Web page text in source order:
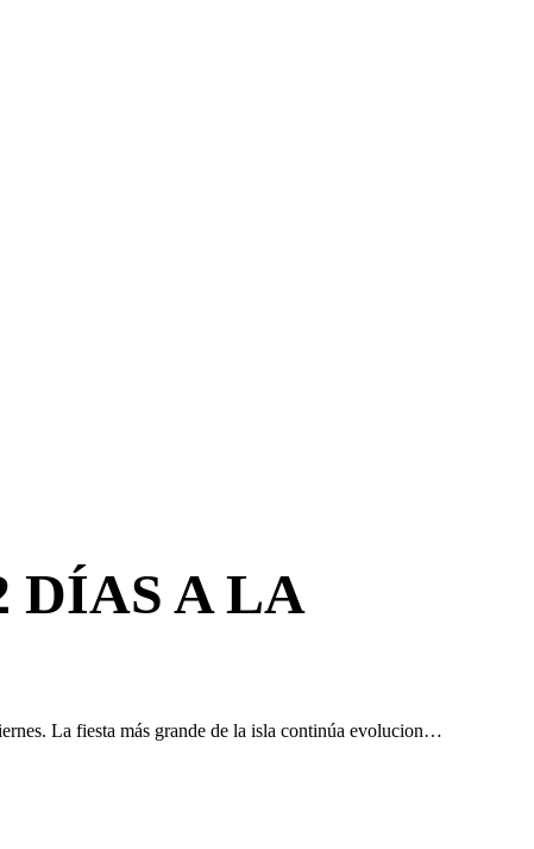
DÍAS A LA
La fiesta más grande de la isla continúa evolucion…